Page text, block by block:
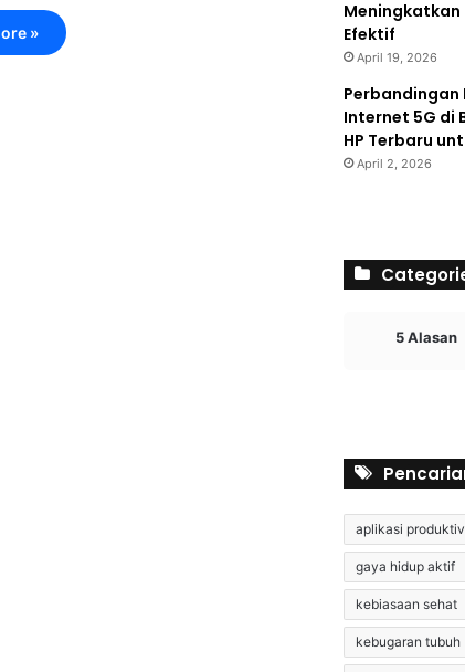
»
Efektif
April 19, 2026
Perbandingan
Internet 5G di
HP Terbaru
April 2, 2026
5 Alasan
aplikasi
gaya hidup aktif
kebiasaan sehat
kebugaran tubuh